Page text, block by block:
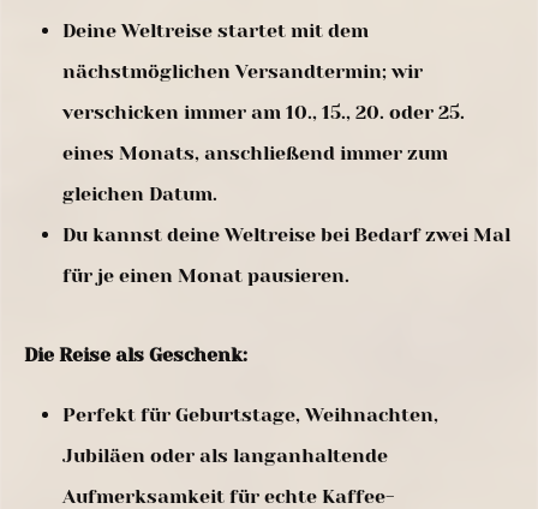
Deine Weltreise startet mit dem
nächstmöglichen Versandtermin; wir
verschicken immer am 10., 15., 20. oder 25.
eines Monats, anschließend immer zum
gleichen Datum.
Du kannst deine Weltreise bei Bedarf zwei Mal
für je einen Monat pausieren.
Die Reise als Geschenk:
Perfekt für Geburtstage, Weihnachten,
Jubiläen oder als langanhaltende
Aufmerksamkeit für echte Kaffee-